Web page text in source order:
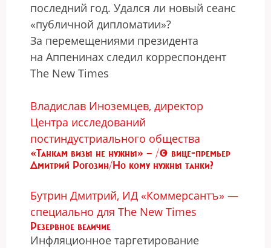
последний год. Удался ли новый сеанс
«публичной дипломатии»?
За перемещениями президента
на Аппенинах следил корреспондент
The Nеw Times
Владислав Иноземцев, директор
Центра исследований
постиндустриального общества
«Танкам визы не нужны» — /© вице-премьер
Дмитрий Рогозин/Но кому нужны танки?
Бутрин Дмитрий, ИД «Коммерсантъ» —
специально для The New Times
Резервное величие
Инфляционное таргетирование